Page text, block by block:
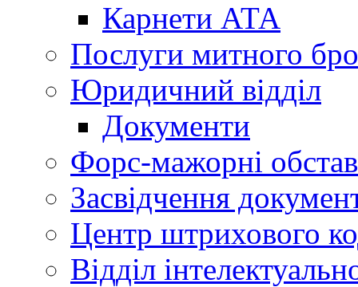
Карнети АТА
Послуги митного
Юридичний відділ
Документи
Форс-мажорні
Засвідчення
Центр штрихового
Відділ